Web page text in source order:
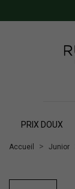
PRIX DOUX
Accueil Junior